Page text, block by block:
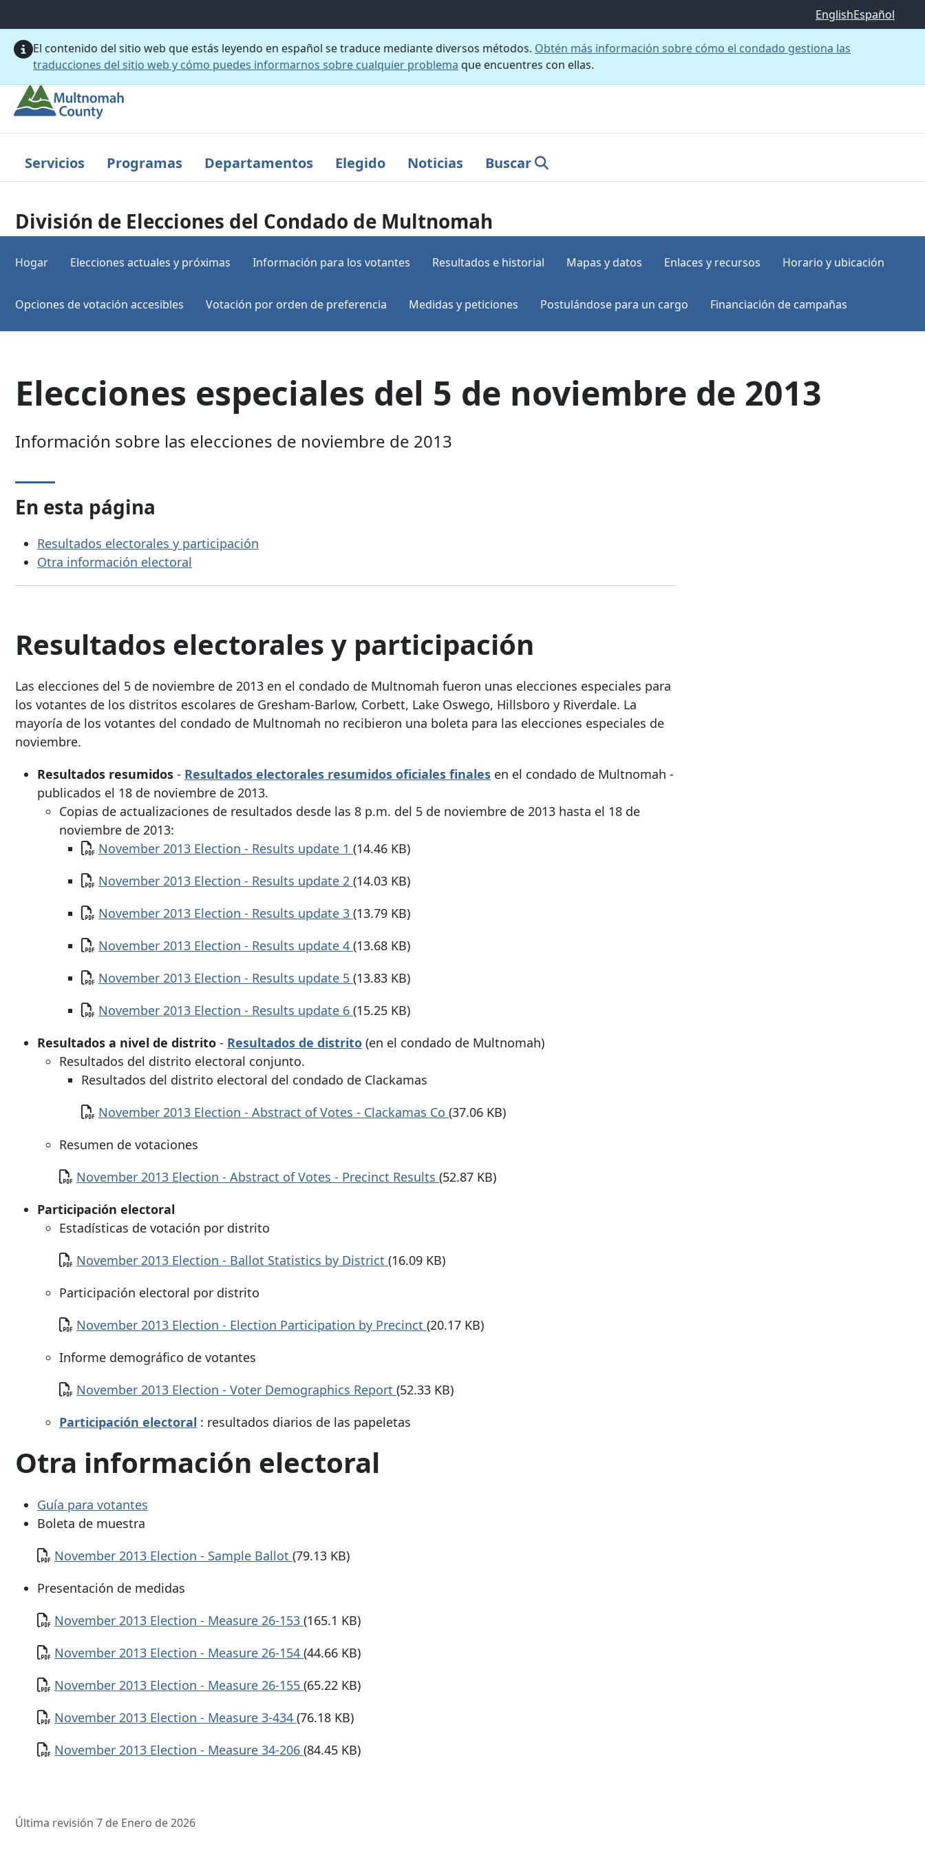
EnglishEspañol
El contenido del sitio web que estás leyendo en español se traduce mediante diversos métodos. Obtén más información sobre cómo el condado gestiona las
traducciones del sitio web y cómo puedes informarnos sobre cualquier problema que encuentres con ellas.
Servicios Programas Departamentos Elegido Noticias Buscar
División de Elecciones del Condado de Multnomah
Hogar Elecciones actuales y próximas Información para los votantes Resultados e historial Mapas y datos Enlaces y recursos Horario y ubicación
Opciones de votación accesibles Votación por orden de preferencia Medidas y peticiones Postulándose para un cargo Financiación de campañas
Elecciones especiales del 5 de noviembre de 2013
Información sobre las elecciones de noviembre de 2013
En esta página
Resultados electorales y participación
Otra información electoral
Resultados electorales y participación
Las elecciones del 5 de noviembre de 2013 en el condado de Multnomah fueron unas elecciones especiales para
los votantes de los distritos escolares de Gresham-Barlow, Corbett, Lake Oswego, Hillsboro y Riverdale. La
mayoría de los votantes del condado de Multnomah no recibieron una boleta para las elecciones especiales de
noviembre.
Resultados resumidos - Resultados electorales resumidos oficiales finales en el condado de Multnomah -
publicados el 18 de noviembre de 2013.
Copias de actualizaciones de resultados desde las 8 p.m. del 5 de noviembre de 2013 hasta el 18 de
noviembre de 2013:
Documento
November 2013 Election - Results update 1 (14.46 KB)
Documento
November 2013 Election - Results update 2 (14.03 KB)
Documento
November 2013 Election - Results update 3 (13.79 KB)
Documento
November 2013 Election - Results update 4 (13.68 KB)
Documento
November 2013 Election - Results update 5 (13.83 KB)
Documento
November 2013 Election - Results update 6 (15.25 KB)
Resultados a nivel de distrito - Resultados de distrito (en el condado de Multnomah)
Resultados del distrito electoral conjunto.
Resultados del distrito electoral del condado de Clackamas
Documento
November 2013 Election - Abstract of Votes - Clackamas Co (37.06 KB)
Resumen de votaciones
Documento
November 2013 Election - Abstract of Votes - Precinct Results (52.87 KB)
Participación electoral
Estadísticas de votación por distrito
Documento
November 2013 Election - Ballot Statistics by District (16.09 KB)
Participación electoral por distrito
Documento
November 2013 Election - Election Participation by Precinct (20.17 KB)
Informe demográfico de votantes
Documento
November 2013 Election - Voter Demographics Report (52.33 KB)
Participación electoral : resultados diarios de las papeletas
Otra información electoral
Guía para votantes
Boleta de muestra
Documento
November 2013 Election - Sample Ballot (79.13 KB)
Presentación de medidas
Documento
November 2013 Election - Measure 26-153 (165.1 KB)
Documento
November 2013 Election - Measure 26-154 (44.66 KB)
Documento
November 2013 Election - Measure 26-155 (65.22 KB)
Documento
November 2013 Election - Measure 3-434 (76.18 KB)
Documento
November 2013 Election - Measure 34-206 (84.45 KB)
Última revisión 7 de Enero de 2026